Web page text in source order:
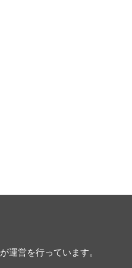
が運営を行っています。